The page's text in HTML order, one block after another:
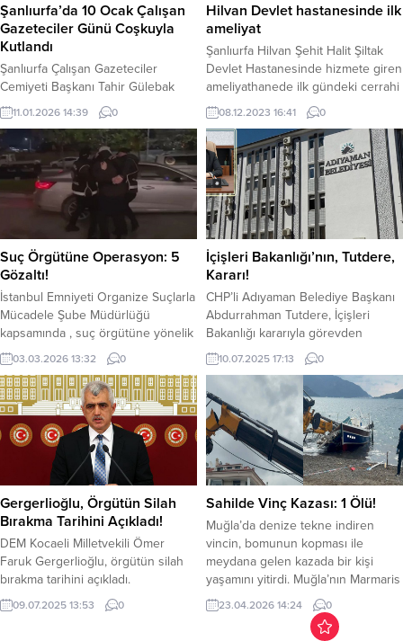
Şanlıurfa’da 10 Ocak Çalışan
Gazeteciler Günü Coşkuyla
Kutlandı
Şanlıurfa Çalışan Gazeteciler
Cemiyeti Başkanı Tahir Gülebak
tarafından organize edilen 10 Ocak
Çalışan Gazeteciler Günü etkinliği
yoğun katılım ile
gerçekleştirildi.Başkanlığını Tahir
Gülebak’ın yaptığı Şanlıurfa Çalışan
Gazeteciler Cemiyeti tarafından 10
Ocak Çalışan Gazeteciler Günü
dolayısıyla düzenlenen program,
yoğun katılım ve renkli görüntülere
sahne oldu. Şanlıurfa’daki ve
Bölgedeki gazetecileri bir araya
getiren...
11.01.2026 14:39 0
Hilvan Devlet hastanesinde ilk
ameliyat
Şanlıurfa Hilvan Şehit Halit Şiltak
Devlet Hastanesinde hizmete giren
ameliyathanede ilk gündeki cerrahi
operasyonlar 3 sezaryen ile doğum
vakası oldu. Şanlıurfa İl Sağlık
Müdürü Doç.Dr. Abdullah Solmaz
Hilvan’a kadın hastalıkları ve doğum
uzmanının göreve başlamasından
dolayı, yoğun bakım ve
Ameliyathane hizmetlerinin aktif
kullanımı açısından eksikliklerin
tamamlanmasıyla birlikte
Ameliyathane ve yoğun...
08.12.2023 16:41 0
Suç Örgütüne Operasyon: 5
Gözaltı!
İstanbul Emniyeti Organize Suçlarla
Mücadele Şube Müdürlüğü
kapsamında , suç örgütüne yönelik
yürütülen operasyonda 5 şüpheli
gözaltına alındı. İstanbul Anadolu
Yakası’nda faaliyet gösterdiği
belirlenen suç örgütü takip altına
alındı. Yapılan teknik ve fiziki takip
sonucunda şüphelilerin 4 ayrı
eyleme karıştıkları tespit edildi.
İstanbul Emniyeti Organize Suçlarla
Mücadele Şube Müdürlüğü
ekiplerince,...
03.03.2026 13:32 0
İçişleri Bakanlığı’nın, Tutdere,
Kararı!
CHP’li Adıyaman Belediye Başkanı
Abdurrahman Tutdere, İçişleri
Bakanlığı kararıyla görevden
uzaklaştırıldı. 5 Temmuz Cumartesi
günü ‘Aziz İhsan Aktaş suç örgütü
soruşturması’nda gözaltına alınan,
daha sonra hakkında ev hapsi
kararı verilen Tutdere, görevden
uzaklaştırıldı. Cumhuriyet Halk
Partili (CHP) Abdurrahman Tutdere,
İçişleri Bakanlığı kararıyla görevden
uzaklaştırıldı. Bakanlığı’n konuya
ilişkin açıklamasında şu ifadeler
kullanıldı;...
10.07.2025 17:13 0
Gergerlioğlu, Örgütün Silah
Bırakma Tarihini Açıkladı!
DEM Kocaeli Milletvekili Ömer
Faruk Gergerlioğlu, örgütün silah
bırakma tarihini açıkladı.
Gergerlioğlu, TBMM’de Cezaevi
Hak İhlalleri ve Gündemi
09.07.2025 13:53 0
Sahilde Vinç Kazası: 1 Ölü!
Muğla’da denize tekne indiren
vincin, bomunun kopması ile
meydana gelen kazada bir kişi
yaşamını yitirdi. Muğla’nın Marmaris
ilçesinde denize tekne indiren
vincin, bomunun (taşıma kolu)
kopması ile meydana gelen kazada
23.04.2026 14:24 0